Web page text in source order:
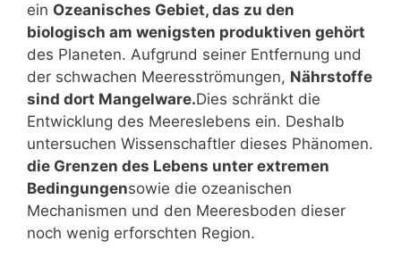
ein Ozeanisches Gebiet, das zu den
biologisch am wenigsten produktiven gehört
des Planeten. Aufgrund seiner Entfernung und
der schwachen Meeresströmungen, Nährstoffe
sind dort Mangelware.Dies schränkt die
Entwicklung des Meereslebens ein. Deshalb
untersuchen Wissenschaftler dieses Phänomen.
die Grenzen des Lebens unter extremen
Bedingungensowie die ozeanischen
Mechanismen und den Meeresboden dieser
noch wenig erforschten Region.